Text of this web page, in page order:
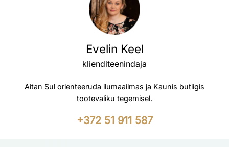
Evelin Keel
klienditeenindaja
Aitan Sul orienteeruda ilumaailmas ja Kaunis butiigis
tootevaliku tegemisel.
+372 51 911 587